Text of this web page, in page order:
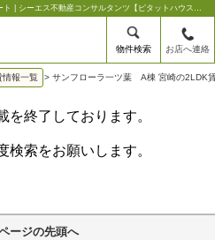
サンフローラ一ツ葉 A棟宮崎の2LDK賃貸アパート | シーエス不動産コンサルタンツ【ピタットハウス宮崎店】
物件検索 お店へ連絡
情報一覧 > サンフローラ一ツ葉 A棟 宮崎の2LDK
を終了しております。
検索をお願いします。
ージの先頭へ